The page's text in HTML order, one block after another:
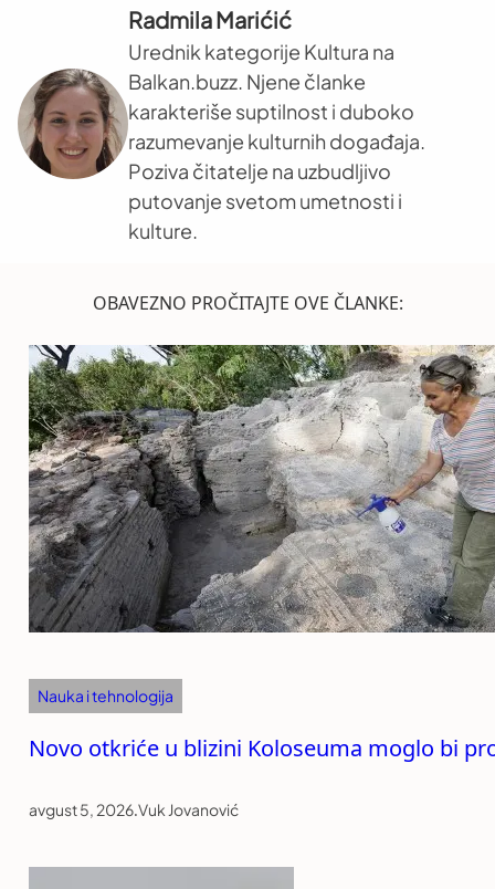
Radmila Marićić
Urednik kategorije Kultura na
Balkan.buzz. Njene članke
karakteriše suptilnost i duboko
razumevanje kulturnih događaja.
Poziva čitatelje na uzbudljivo
putovanje svetom umetnosti i
kulture.
OBAVEZNO PROČITAJTE OVE ČLANKE:
Nauka i tehnologija
Novo otkriće u blizini Koloseuma moglo bi
avgust 5, 2026.Vuk Jovanović